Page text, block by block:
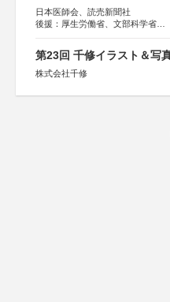
日本医師会、読売新聞社
後援：厚生労働省、文部科学省
しん生命保険株式会社
第23回 千修イラスト＆写
株式会社千修